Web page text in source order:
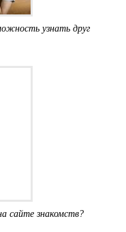
узнать друг
сайте знакомств?